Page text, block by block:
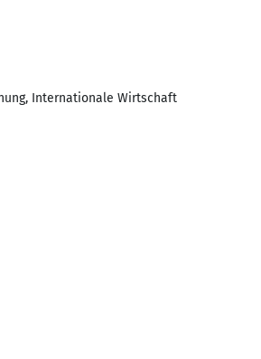
Internationale Wirtschaft